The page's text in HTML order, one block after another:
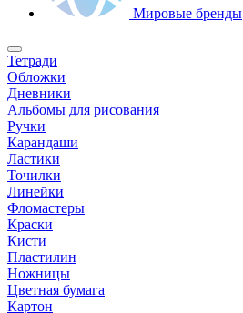
Мировые бренды
Тетради
Обложки
Дневники
Альбомы для рисования
Ручки
Карандаши
Ластики
Точилки
Линейки
Фломастеры
Краски
Кисти
Пластилин
Ножницы
Цветная бумага
Картон